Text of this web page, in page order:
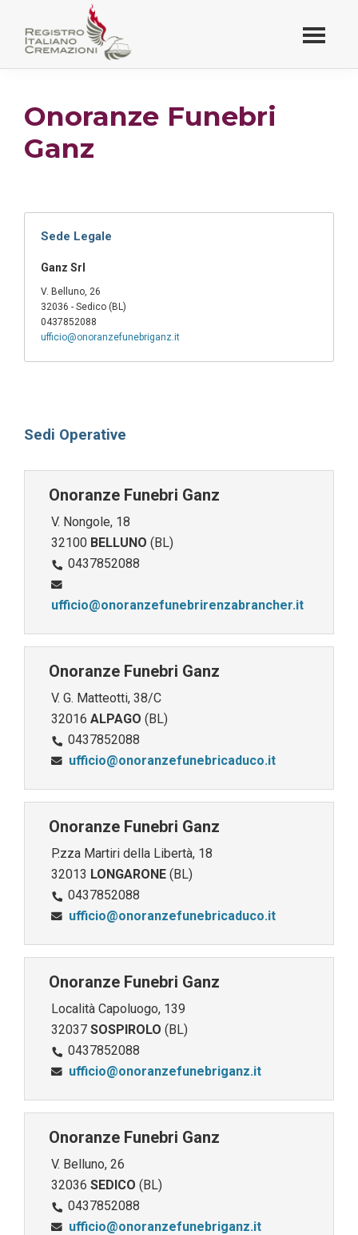
contenuto
principaleRegistro Italiano
Onoranze Funebri
Ganz
Sede Legale
Ganz Srl
V. Belluno, 26
32036 - Sedico (BL)
0437852088
ufficio@onoranzefunebriganz.it
Sedi Operative
Onoranze Funebri Ganz
V. Nongole, 18
32100 BELLUNO (BL)
0437852088
ufficio@onoranzefunebrirenzabrancher.it
Onoranze Funebri Ganz
V. G. Matteotti, 38/C
32016 ALPAGO (BL)
0437852088
ufficio@onoranzefunebricaduco.it
Onoranze Funebri Ganz
P.zza Martiri della Libertà, 18
32013 LONGARONE (BL)
0437852088
ufficio@onoranzefunebricaduco.it
Onoranze Funebri Ganz
Località Capoluogo, 139
32037 SOSPIROLO (BL)
0437852088
ufficio@onoranzefunebriganz.it
Onoranze Funebri Ganz
V. Belluno, 26
32036 SEDICO (BL)
0437852088
ufficio@onoranzefunebriganz.it